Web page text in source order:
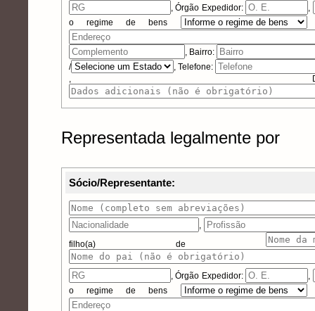
,Órgão Expedidor:
,
o regime de bens
, Bairro:
/
, Telefone:
, Dados
Representada legalmente por
Sócio/Representante:
,
filho(a) de
,Órgão Expedidor:
,
o regime de bens